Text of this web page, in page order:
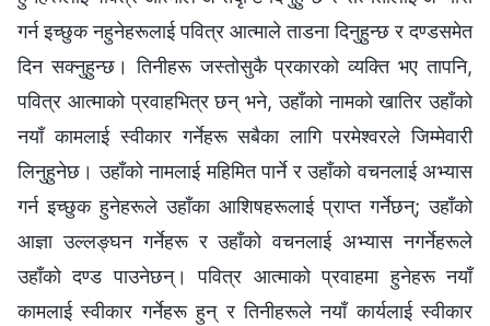
गर्न इच्‍छुक नहुनेहरूलाई पवित्र आत्माले ताडना दिनुहुन्छ र दण्डसमेत
दिन सक्‍नुहुन्छ। तिनीहरू जस्तोसुकै प्रकारको व्यक्ति भए तापनि,
पवित्र आत्माको प्रवाहभित्र छन् भने, उहाँको नामको खातिर उहाँको
नयाँ कामलाई स्वीकार गर्नेहरू सबैका लागि परमेश्‍वरले जिम्‍मेवारी
लिनुहुनेछ। उहाँको नामलाई महिमित पार्ने र उहाँको वचनलाई अभ्यास
गर्न इच्‍छुक हुनेहरूले उहाँका आशिषहरूलाई प्राप्त गर्नेछन्; उहाँको
आज्ञा उल्‍लङ्घन गर्नेहरू र उहाँको वचनलाई अभ्यास नगर्नेहरूले
उहाँको दण्ड पाउनेछन्। पवित्र आत्माको प्रवाहमा हुनेहरू नयाँ
कामलाई स्वीकार गर्नेहरू हुन् र तिनीहरूले नयाँ कार्यलाई स्वीकार